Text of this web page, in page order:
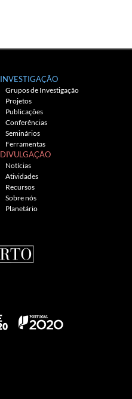
INVESTIGAÇÃO
Grupos de Investigação
Projetos
Publicações
Conferências
Seminários
Ferramentas
DIVULGAÇÃO
Notícias
Atividades
Recursos
Sobre nós
Planetário